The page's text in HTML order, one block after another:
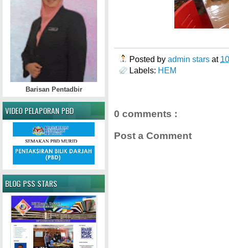
Posted by admin stars at
Labels: HEM
0 comments :
Post a Comment
Barisan Pentadbir
VIDEO PELAPORAN PBD
BLOG PSS STARS